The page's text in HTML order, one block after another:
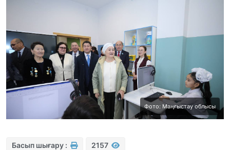
Фото: Маңғыстау облысы
Басып шығару : 2157